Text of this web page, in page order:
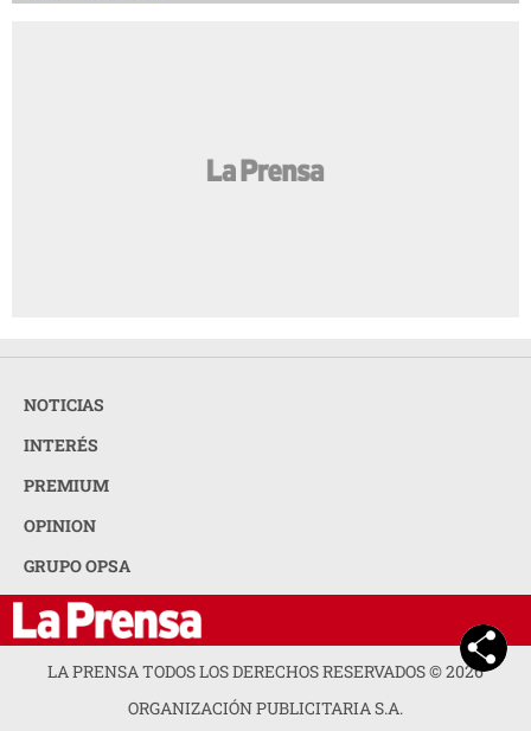
NOTICIAS
INTERÉS
PREMIUM
OPINION
GRUPO OPSA
LA PRENSA TODOS LOS DERECHOS RESERVADOS ©2026
ORGANIZACIÓN PUBLICITARIA S.A.